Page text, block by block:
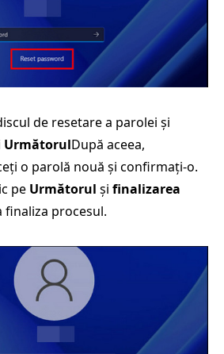
de resetare a parolei și
UrmătorulDupă aceea,
o parolă nouă și confirmați-o.
pe Următorul și finalizarea
finaliza procesul.